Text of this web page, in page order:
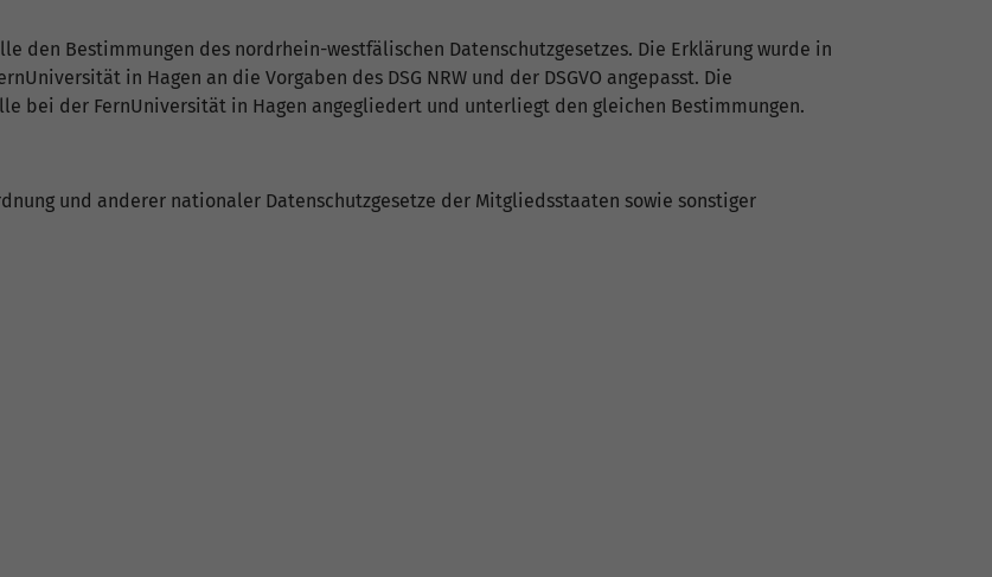
den Bestimmungen des nordrhein-westfälischen Datenschutzgesetzes. Die Erklärung wurde in
in Hagen an die Vorgaben des DSG NRW und der DSGVO angepasst. Die
bei der FernUniversität in Hagen angegliedert und unterliegt den gleichen Bestimmungen.
und anderer nationaler Datenschutzgesetze der Mitgliedsstaaten sowie sonstiger